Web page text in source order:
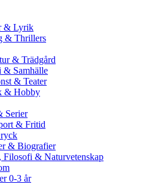
& Lyrik
& Thrillers
& Trädgård
& Samhälle
& Teater
& Hobby
Serier
& Fritid
& Biografier
Filosofi & Naturvetenskap
0-3 år